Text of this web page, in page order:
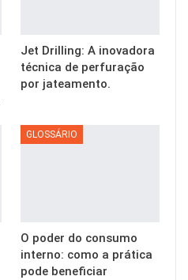
Jet Drilling: A inovadora
técnica de perfuração
por jateamento.
GLOSSÁRIO
O poder do consumo
interno: como a prática
pode beneficiar